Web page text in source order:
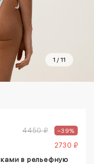
1 / 11
4450 ₽ –39%
2730 ₽
в рельефную